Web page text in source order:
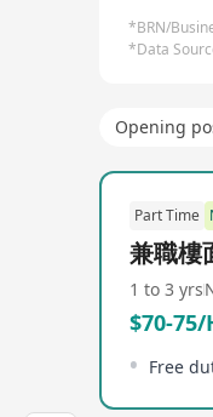
*BRN/
*Data
Opening
Part Time
兼職樓
1 to 3 yrs
$70-75/
Free